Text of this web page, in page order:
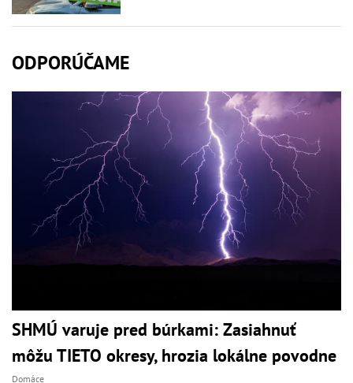
ODPORÚČAME
SHMÚ varuje pred búrkami: Zasiahnuť
môžu TIETO okresy, hrozia lokálne povodne
Domáce